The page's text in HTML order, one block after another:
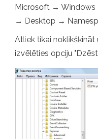
Microsoft → Windows
→ Desktop →
Atliek tikai
izvēlēties opciju